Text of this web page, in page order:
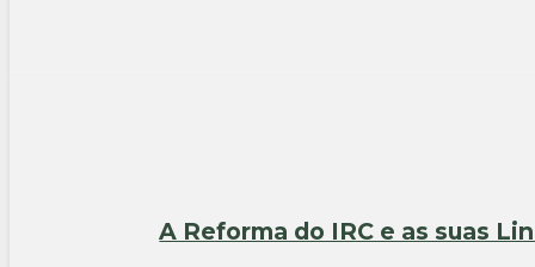
A Reforma do IRC e as suas